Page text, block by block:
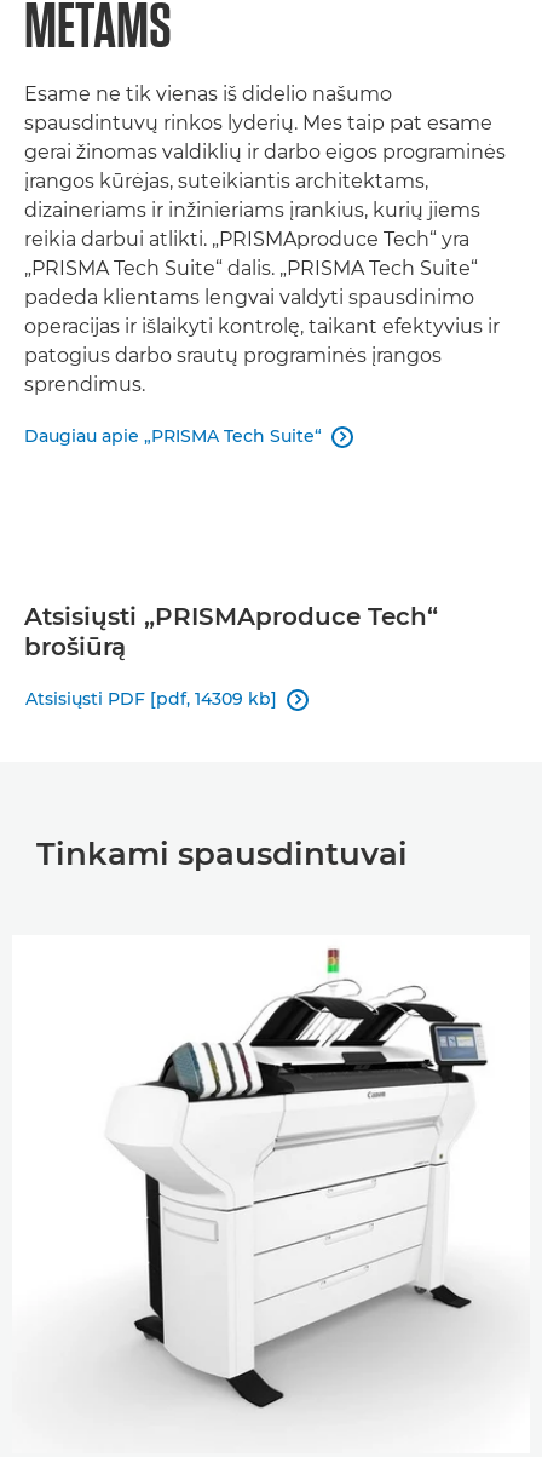
METAMS
Esame ne tik vienas iš didelio našumo
spausdintuvų rinkos lyderių. Mes taip pat esame
gerai žinomas valdiklių ir darbo eigos programinės
įrangos kūrėjas, suteikiantis architektams,
dizaineriams ir inžinieriams įrankius, kurių jiems
reikia darbui atlikti. „PRISMAproduce Tech“ yra
„PRISMA Tech Suite“ dalis. „PRISMA Tech Suite“
padeda klientams lengvai valdyti spausdinimo
operacijas ir išlaikyti kontrolę, taikant efektyvius ir
patogius darbo srautų programinės įrangos
sprendimus.
Daugiau apie „PRISMA Tech Suite“ 
Atsisiųsti „PRISMAproduce Tech“
brošiūrą
Atsisiųsti PDF [pdf, 14309 kb] 
Tinkami spausdintuvai